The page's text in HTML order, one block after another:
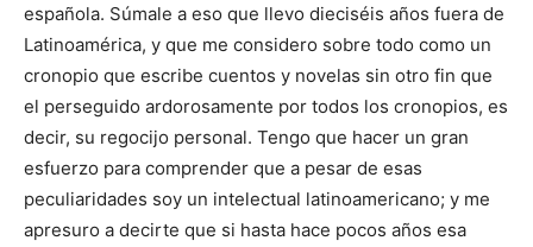
española. Súmale a eso que llevo dieciséis años fuera de
Latinoamérica, y que me considero sobre todo como un
cronopio que escribe cuentos y novelas sin otro fin que
el perseguido ardorosamente por todos los cronopios, es
decir, su regocijo personal. Tengo que hacer un gran
esfuerzo para comprender que a pesar de esas
peculiaridades soy un intelectual latinoamericano; y me
apresuro a decirte que si hasta hace pocos años esa